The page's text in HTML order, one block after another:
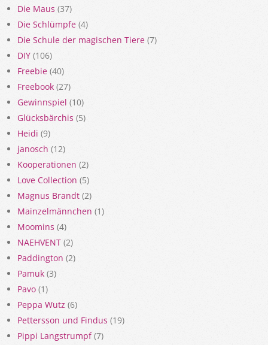
Die Maus (37)
Die Schlümpfe (4)
Die Schule der magischen Tiere (7)
DIY (106)
Freebie (40)
Freebook (27)
Gewinnspiel (10)
Glücksbärchis (5)
Heidi (9)
janosch (12)
Kooperationen (2)
Love Collection (5)
Magnus Brandt (2)
Mainzelmännchen (1)
Moomins (4)
NAEHVENT (2)
Paddington (2)
Pamuk (3)
Pavo (1)
Peppa Wutz (6)
Pettersson und Findus (19)
Pippi Langstrumpf(7)